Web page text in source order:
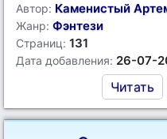
Автор: Каменистый
Жанр: Фэнтези
Страниц: 131
Дата добавления: 26-07-
Читать